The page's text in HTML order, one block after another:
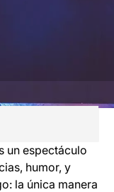
un espectáculo
humor, y
la única manera